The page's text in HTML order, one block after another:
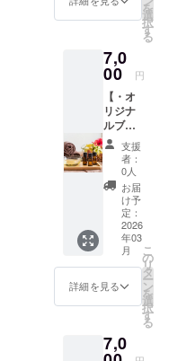
ス系の
物をお
届け) ・
オイ
ル： ) (
スプ
レー： )
※出来る
だけ詳
しくご
記入頂
けます
と幸い
です。 ​
─────
─────
──
位から
や、専
用の
ポット
等に数
滴垂ら
し、芳
香浴を
楽し
む。 ・
無水エ
タノー
ル等に
混ぜ
て、香
水や芳
レーの
ように
画像は
同封致
しま
す。 ​
─────
──​
─────
── ※こ
ちらを
編集し
て、備
考欄に
コピペ
して下
さい。
■ご希望
の香り■
・有り
①（ お
や用途
アロマ
オイル
10ml(リ
ラック
ス系) を
お届け
致しま
す。 ※
画像は
イメー
ジで
す。 ※
動画は
解像度
が低く
なる場
合や、
る場合
読み間
違え防
め、備
考欄に
お名前
のフリ
ガナの
記載を
お願い
致しま
す。 ②
開店翌
月以降
の初め
てのお
誕生日
に ・
メッ
セージ
アロマ
スプ
を
選
択
す
る
7,0
00 円
【・オ
リジナ
ルブレ
ンドの
アロマ
オイル‪‪
10ml✕3
本・】
■オリジ
ナルブ
レンド
のアロ
マオイ
ル10ml
を3本お
届け。
クス
系・爽
支援
者：
0人
お届
け予
定：
2026
年03
月
詳細を見る
こ
の
リ
タ
ー
ン
を
選
択
す
る
7,0